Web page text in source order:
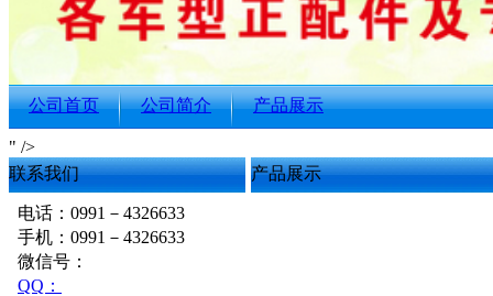
公司首页 公司简介 产品展示
" />
联系我们
电话：0991－4326633
手机：0991－4326633
微信号：
QQ：
产品展示